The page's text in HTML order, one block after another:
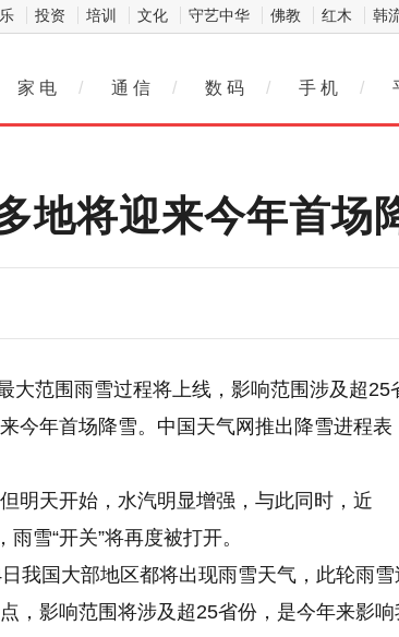
投资 培训 文化 守艺中华 佛教 红木 韩
家 电 / 通 信 / 数 码 / 手 机 /
地将迎来今年首场
大范围雨雪过程将上线，影响范围涉及超25
今年首场降雪。中国天气网推出降雪进程表
明天开始，水汽明显增强，与此同时，近
雪“开关”将再度被打开。
我国大部地区都将出现雨雪天气，此轮雨雪
，影响范围将涉及超25省份，是今年来影响